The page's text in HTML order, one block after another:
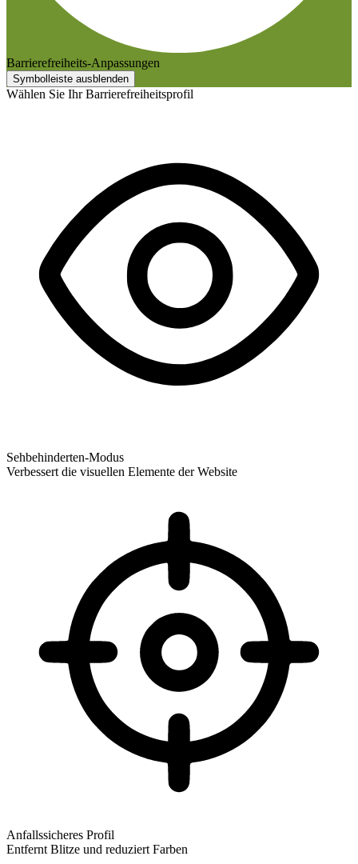
Barrierefreiheits-Anpassungen
Symbolleiste ausblenden
Wählen Sie Ihr Barrierefreiheitsprofil
Sehbehinderten-Modus
Verbessert die visuellen Elemente der Website
Anfallssicheres Profil
Entfernt Blitze und reduziert Farben